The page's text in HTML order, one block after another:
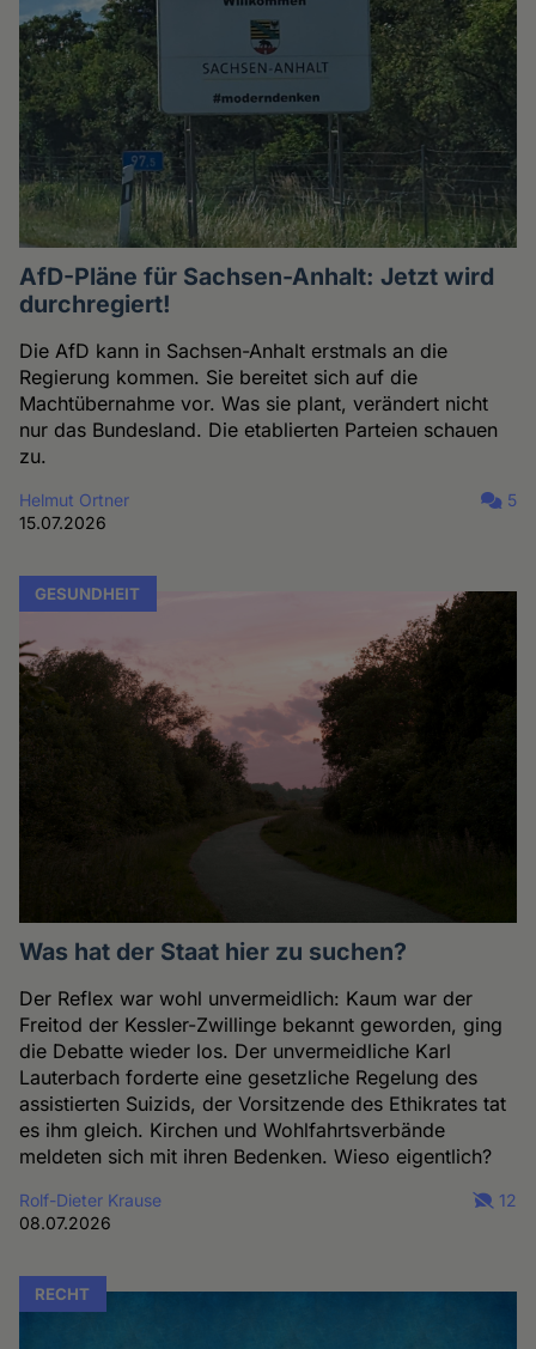
AfD-Pläne für Sachsen-Anhalt: Jetzt wird
durchregiert!
Die AfD kann in Sachsen-Anhalt erstmals an die
Regierung kommen. Sie bereitet sich auf die
Machtübernahme vor. Was sie plant, verändert nicht
nur das Bundesland. Die etablierten Parteien schauen
zu.
Helmut Ortner
15.07.2026
5
GESUNDHEIT
Was hat der Staat hier zu suchen?
Der Reflex war wohl unvermeidlich: Kaum war der
Freitod der Kessler-Zwillinge bekannt geworden, ging
die Debatte wieder los. Der unvermeidliche Karl
Lauterbach forderte eine gesetzliche Regelung des
assistierten Suizids, der Vorsitzende des Ethikrates tat
es ihm gleich. Kirchen und Wohlfahrtsverbände
meldeten sich mit ihren Bedenken. Wieso eigentlich?
Rolf-Dieter Krause
08.07.2026
12
RECHT